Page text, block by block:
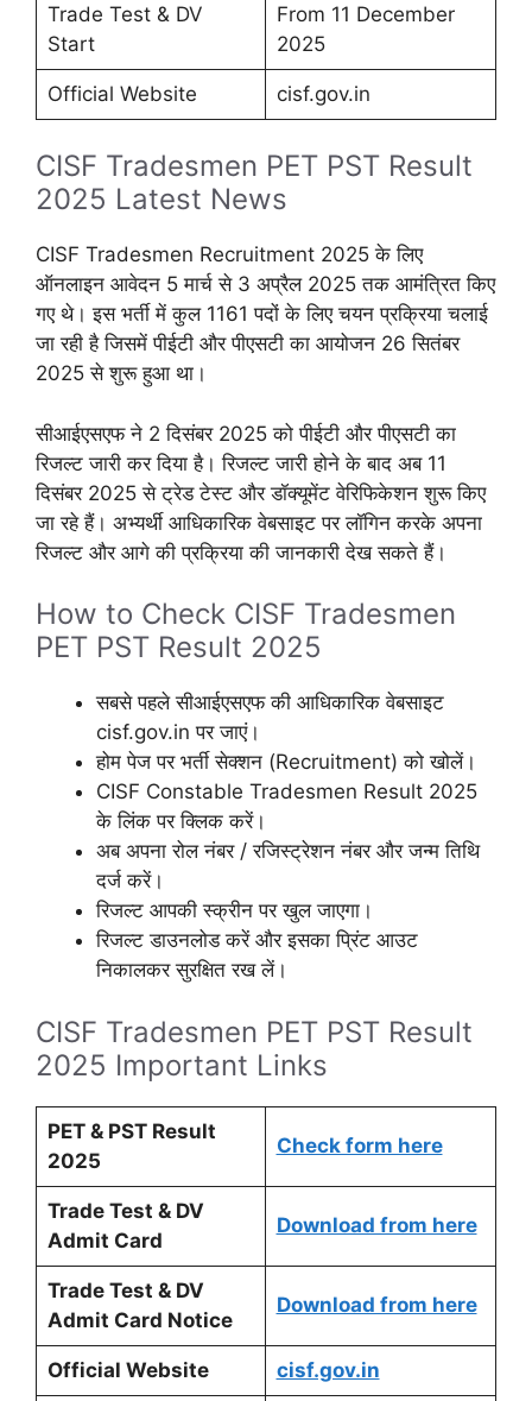
Trade Test & DV
Start
From 11 December
2025
Official Website cisf.gov.in
CISF Tradesmen PET PST Result
2025 Latest News
CISF Tradesmen Recruitment 2025 के लिए
ऑनलाइन आवेदन 5 मार्च से 3 अप्रैल 2025 तक आमंत्रित किए
गए थे। इस भर्ती में कुल 1161 पदों के लिए चयन प्रक्रिया चलाई
जा रही है जिसमें पीईटी और पीएसटी का आयोजन 26 सितंबर
2025 से शुरू हुआ था।
सीआईएसएफ ने 2 दिसंबर 2025 को पीईटी और पीएसटी का
रिजल्ट जारी कर दिया है। रिजल्ट जारी होने के बाद अब 11
दिसंबर 2025 से ट्रेड टेस्ट और डॉक्यूमेंट वेरिफिकेशन शुरू किए
जा रहे हैं। अभ्यर्थी आधिकारिक वेबसाइट पर लॉगिन करके अपना
रिजल्ट और आगे की प्रक्रिया की जानकारी देख सकते हैं।
How to Check CISF Tradesmen
PET PST Result 2025
सबसे पहले सीआईएसएफ की आधिकारिक वेबसाइट
cisf.gov.in पर जाएं।
होम पेज पर भर्ती सेक्शन (Recruitment) को खोलें।
CISF Constable Tradesmen Result 2025
के लिंक पर क्लिक करें।
अब अपना रोल नंबर / रजिस्ट्रेशन नंबर और जन्म तिथि
दर्ज करें।
रिजल्ट आपकी स्क्रीन पर खुल जाएगा।
रिजल्ट डाउनलोड करें और इसका प्रिंट आउट
निकालकर सुरक्षित रख लें।
CISF Tradesmen PET PST Result
2025 Important Links
PET & PST Result
2025
Check form here
Trade Test & DV
Admit Card
Download from here
Trade Test & DV
Admit Card Notice
Download from here
Official Website cisf.gov.in